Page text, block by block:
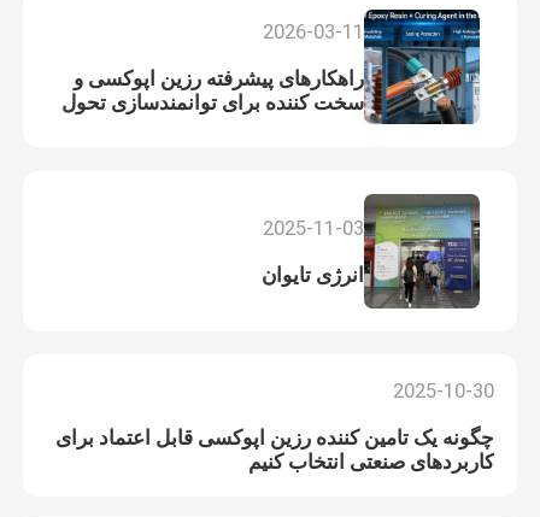
2026-03-11
راهکارهای پیشرفته رزین اپوکسی و
سخت کننده برای توانمندسازی تحول
صنعت جهانی برق
2025-11-03
انرژی تایوان
2025-10-30
چگونه یک تامین کننده رزین اپوکسی قابل اعتماد برای
کاربردهای صنعتی انتخاب کنیم